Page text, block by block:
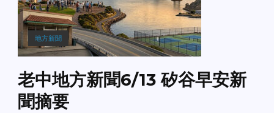
地方新聞
老中地方新聞6/13 矽谷早安新
聞摘要